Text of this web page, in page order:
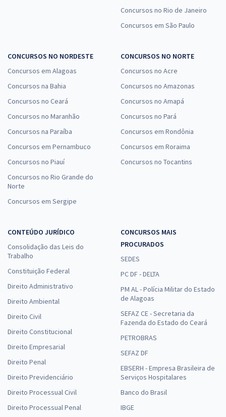
Concursos no Rio de Janeiro
Concursos em São Paulo
CONCURSOS NO NORDESTE
Concursos em Alagoas
Concursos na Bahia
Concursos no Ceará
Concursos no Maranhão
Concursos na Paraíba
Concursos em Pernambuco
Concursos no Piauí
Concursos no Rio Grande do
Norte
Concursos em Sergipe
CONCURSOS NO NORTE
Concursos no Acre
Concursos no Amazonas
Concursos no Amapá
Concursos no Pará
Concursos em Rondônia
Concursos em Roraima
Concursos no Tocantins
CONTEÚDO JURÍDICO
Consolidação das Leis do
Trabalho
Constituição Federal
Direito Administrativo
Direito Ambiental
Direito Civil
Direito Constitucional
Direito Empresarial
Direito Penal
Direito Previdenciário
Direito Processual Civil
Direito Processual Penal
CONCURSOS MAIS
PROCURADOS
SEDES
PC DF - DELTA
PM AL - Polícia Militar do Estado
de Alagoas
SEFAZ CE - Secretaria da
Fazenda do Estado do Ceará
PETROBRAS
SEFAZ DF
EBSERH - Empresa Brasileira de
Serviços Hospitalares
Banco do Brasil
IBGE